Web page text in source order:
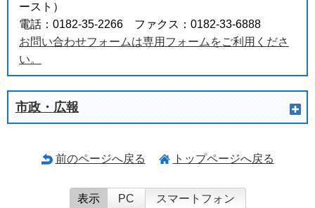
ースト）
電話：0182-35-2266 ファクス：0182-33-6888
お問い合わせフォームは専用フォームをご利用くださ
い。
市政・広報
前のページへ戻る トップページへ戻る
表示 PC スマートフォン